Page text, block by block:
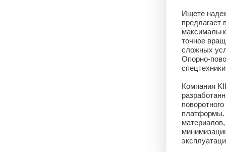
Ищете
предлагает
точное
сложных
Опорно-
Компания
платформы.